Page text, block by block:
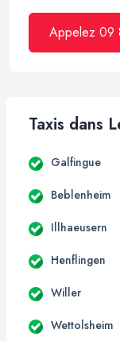
Appelez 09
Taxis dans
Galfingue
Beblenheim
Illhaeusern
Henflingen
Willer
Wettolsheim